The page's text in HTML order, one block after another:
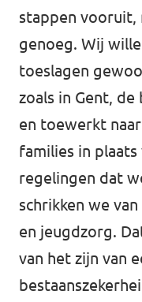
stappen vooruit,
genoeg. Wij
toeslagen
zoals in Gent,
en toewerkt
families in
regelingen dat
schrikken we
en jeugdzorg.
van het zijn van